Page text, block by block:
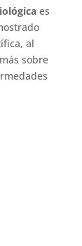
es
al
sobre